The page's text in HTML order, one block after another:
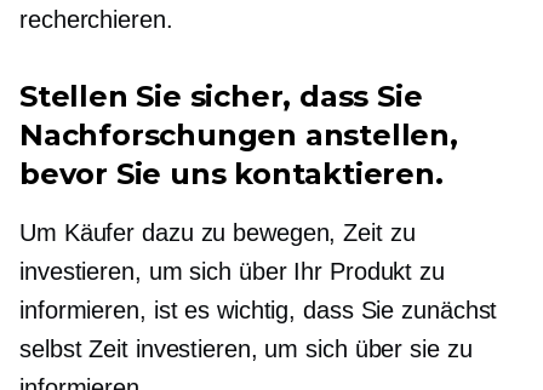
recherchieren.
Stellen Sie sicher, dass Sie
Nachforschungen anstellen,
bevor Sie uns kontaktieren.
Um Käufer dazu zu bewegen, Zeit zu
investieren, um sich über Ihr Produkt zu
informieren, ist es wichtig, dass Sie zunächst
selbst Zeit investieren, um sich über sie zu